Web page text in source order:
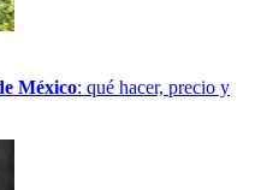
México: qué hacer, precio y